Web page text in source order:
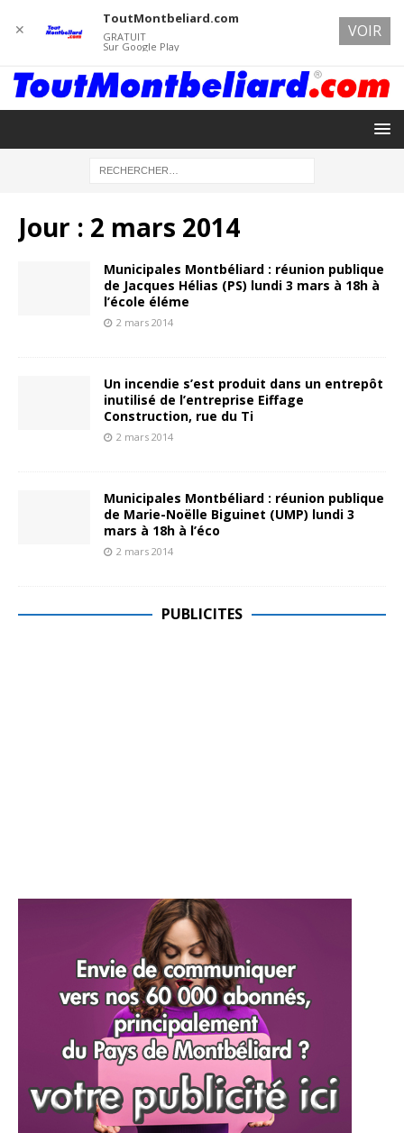
Jour : 2 mars 2014
Municipales Montbéliard : réunion publique
de Jacques Hélias (PS) lundi 3 mars à 18h à
l’école éléme
2 mars 2014
Un incendie s’est produit dans un entrepôt
inutilisé de l’entreprise Eiffage
Construction, rue du Ti
2 mars 2014
Municipales Montbéliard : réunion publique
de Marie-Noëlle Biguinet (UMP) lundi 3
mars à 18h à l’éco
2 mars 2014
PUBLICITES
✕
ToutMontbeliard.com
GRATUIT
Sur Google Play
VOIR